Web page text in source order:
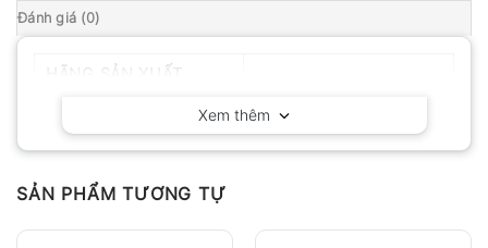
Đánh giá (0)
Xem thêm
SẢN PHẨM TƯƠNG TỰ